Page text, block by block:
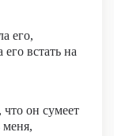
его,
его встать на
он сумеет
меня,